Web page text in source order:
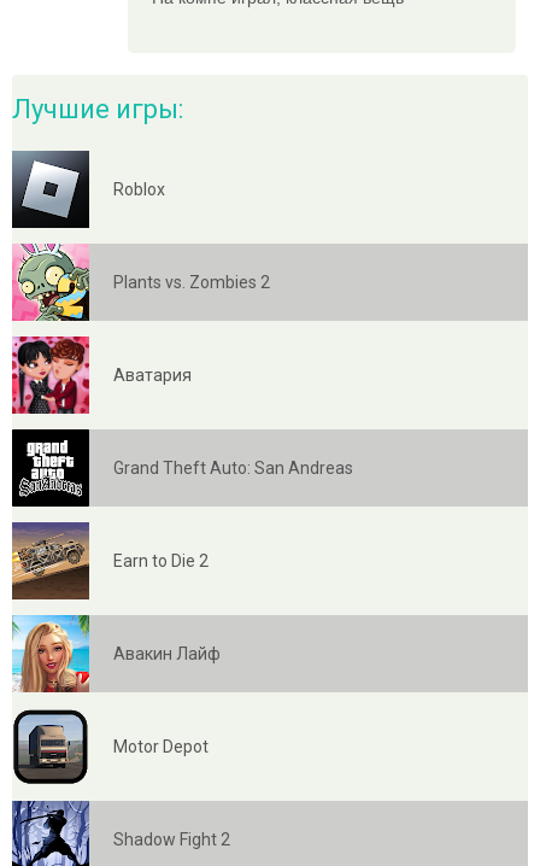
Лучшие игры:
Roblox
Plants vs. Zombies 2
Аватария
Grand Theft Auto: San Andreas
Earn to Die 2
Авакин Лайф
Motor Depot
Shadow Fight 2